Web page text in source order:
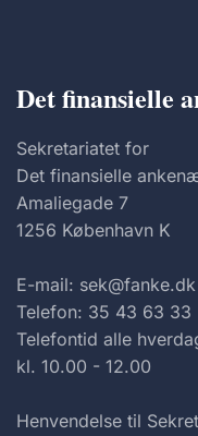
Det finansielle
Sekretariatet for
Det finansielle
Amaliegade 7
1256 København K
E-mail: sek@fanke.dk
Telefon: 35 43 63 33
Telefontid alle
kl. 10.00 - 12.00
Henvendelse til